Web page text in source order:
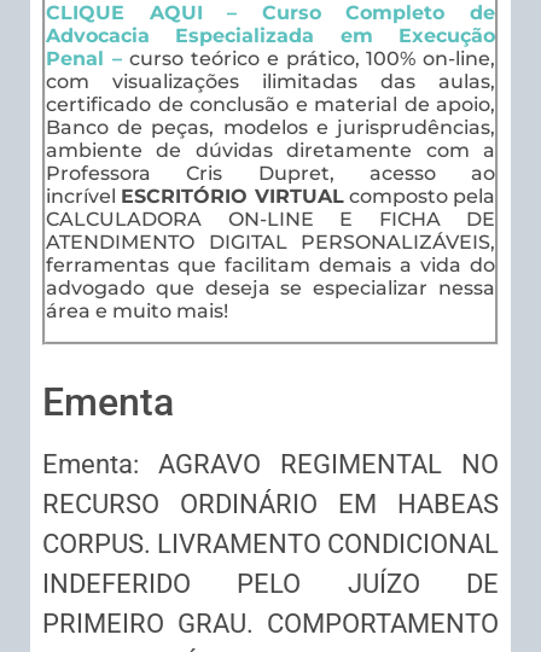
CLIQUE AQUI – Curso Completo de
Advocacia Especializada em Execução
Penal –curso teórico e prático, 100% on-line,
com visualizações ilimitadas das aulas,
certificado de conclusão e material de apoio,
Banco de peças, modelos e jurisprudências,
ambiente de dúvidas diretamente com a
Professora Cris Dupret, acesso ao
incrível ESCRITÓRIO VIRTUALcomposto pela
CALCULADORA ON-LINE E FICHA DE
ATENDIMENTO DIGITAL PERSONALIZÁVEIS,
ferramentas que facilitam demais a vida do
advogado que deseja se especializar nessa
área e muito mais!
Ementa
Ementa: AGRAVO REGIMENTAL NO
RECURSO ORDINÁRIO EM HABEAS
CORPUS. LIVRAMENTO CONDICIONAL
INDEFERIDO PELO JUÍZO DE
PRIMEIRO GRAU. COMPORTAMENTO